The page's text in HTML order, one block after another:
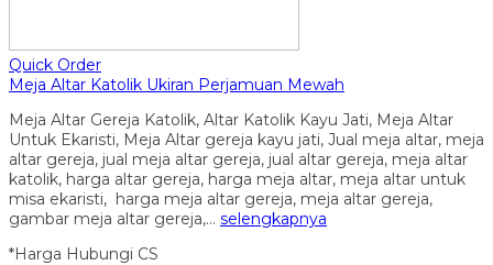
Quick Order
Meja Altar Katolik Ukiran Perjamuan Mewah
Meja Altar Gereja Katolik, Altar Katolik Kayu Jati, Meja Altar
Untuk Ekaristi, Meja Altar gereja kayu jati, Jual meja altar, meja
altar gereja, jual meja altar gereja, jual altar gereja, meja altar
katolik, harga altar gereja, harga meja altar, meja altar untuk
misa ekaristi, harga meja altar gereja, meja altar gereja,
gambar meja altar gereja,… selengkapnya
*Harga Hubungi CS